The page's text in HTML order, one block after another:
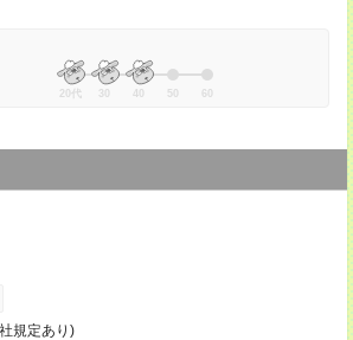
20代 30 40 50 60
規定あり)